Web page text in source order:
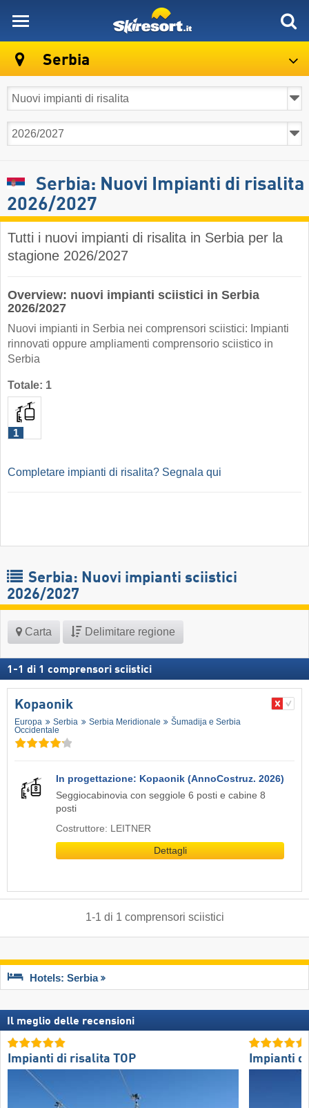
Serbia
Serbia: Nuovi Impianti di risalita
2026/2027
Tutti i nuovi impianti di risalita in Serbia per la
stagione 2026/2027
Overview: nuovi impianti sciistici in Serbia
2026/2027
Nuovi impianti in Serbia nei comprensori sciistici: Impianti
rinnovati oppure ampliamenti comprensorio sciistico in
Serbia
Totale: 1
1
Completare impianti di risalita? Segnala qui
Serbia: Nuovi impianti sciistici
2026/2027
Carta Delimitare regione
1 -1 di 1 comprensori sciistici
Kopaonik
Europa Serbia Serbia Meridionale
Šumadija e Serbia
Occidentale
In progettazione: Kopaonik (AnnoCostruz. 2026)
Seggiocabinovia con seggiole 6 posti e cabine 8
posti
Costruttore: LEITNER
Dettagli
1-1 di 1 comprensori sciistici
Hotels: Serbia
Il meglio delle recensioni
Impianti di risalita TOP Impianti